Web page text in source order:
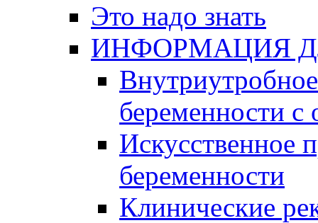
Это надо знать
ИНФОРМАЦИЯ
беременности с
Искусственное
беременности
Клинические